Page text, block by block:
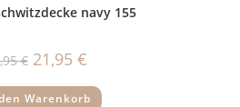
navy 155
€ Ursprünglicher
Preis
29,95 €
21,95 €
21,95 €.
Warenkorb